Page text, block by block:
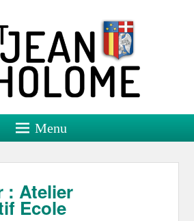
de Tholome
Site officiel
Menu
: Atelier
Ecole